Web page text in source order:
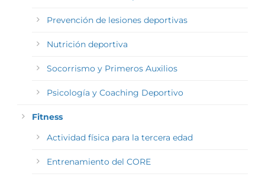
Prevención de lesiones deportivas
Nutrición deportiva
Socorrismo y Primeros Auxilios
Psicología y Coaching Deportivo
Fitness
Actividad física para la tercera edad
Entrenamiento del CORE